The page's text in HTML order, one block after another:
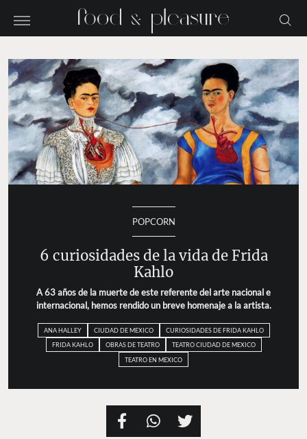
POPCORN
6 curiosidades de la vida de Frida
Kahlo
A 63 años de la muerte de este referente del arte nacional e
internacional, hemos rendido un breve homenaje a la artista.
ANA HALLEY CIUDAD DE MEXICO
CURIOSIDADES DE FRIDA KAHLO
FRIDA KAHLO
OBRAS DE TEATRO
TEATRO CIUDAD DE MEXICO
TEATRO EN MEXICO